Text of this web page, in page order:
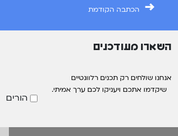
→ הכתבה הקודמת
השארו מעודכנים
אנחנו שולחים רק תכנים רלוונטיים
שיקדמו אתכם ויעניקו לכם ערך אמיתי.
הורים